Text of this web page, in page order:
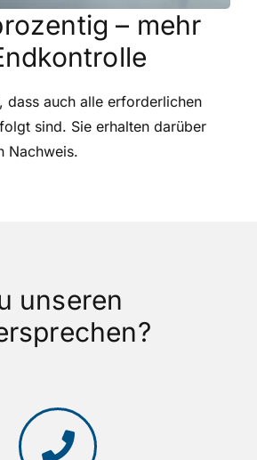
– mehr
dass auch alle erforderlichen
sind. Sie erhalten darüber
Nachweis.
unseren